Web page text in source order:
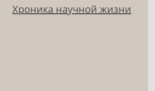
Хроника научной жизни